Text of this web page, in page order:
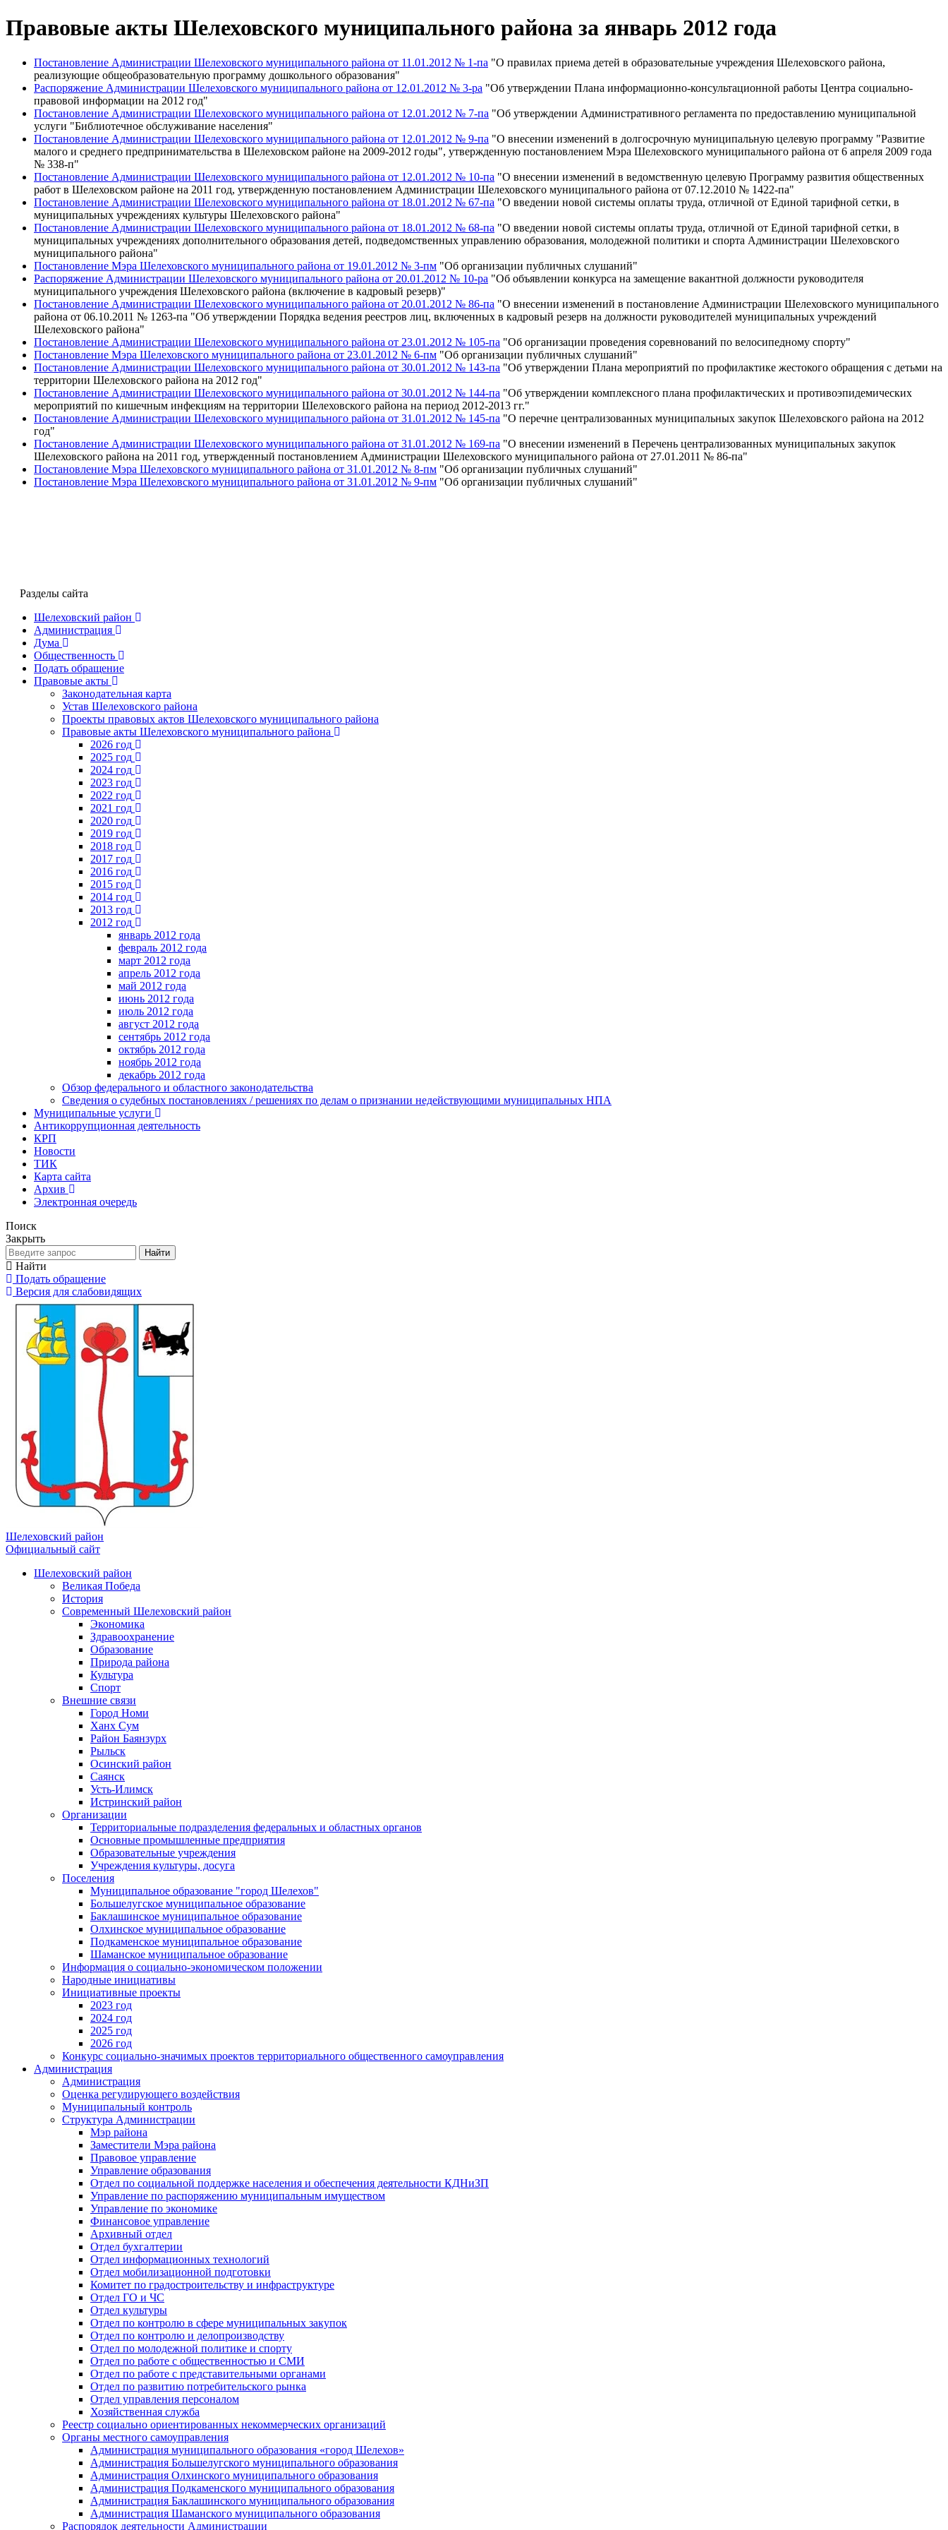
Правовые акты Шелеховского муниципального района за январь 2012 года
Постановление Администрации Шелеховского муниципального района от 11.01.2012 № 1-па "О правилах приема детей в образовательные учреждения Шелеховского района,
реализующие общеобразовательную программу дошкольного образования"
Распоряжение Администрации Шелеховского муниципального района от 12.01.2012 № 3-ра "Об утверждении Плана информационно-консультационной работы Центра социально-
правовой информации на 2012 год"
Постановление Администрации Шелеховского муниципального района от 12.01.2012 № 7-па "Об утверждении Административного регламента по предоставлению муниципальной
услуги "Библиотечное обслуживание населения"
Постановление Администрации Шелеховского муниципального района от 12.01.2012 № 9-па "О внесении изменений в долгосрочную муниципальную целевую программу "Развитие
малого и среднего предпринимательства в Шелеховском районе на 2009-2012 годы", утвержденную постановлением Мэра Шелеховского муниципального района от 6 апреля 2009 года
№ 338-п"
Постановление Администрации Шелеховского муниципального района от 12.01.2012 № 10-па "О внесении изменений в ведомственную целевую Программу развития общественных
работ в Шелеховском районе на 2011 год, утвержденную постановлением Администрации Шелеховского муниципального района от 07.12.2010 № 1422-па"
Постановление Администрации Шелеховского муниципального района от 18.01.2012 № 67-па "О введении новой системы оплаты труда, отличной от Единой тарифной сетки, в
муниципальных учреждениях культуры Шелеховского района"
Постановление Администрации Шелеховского муниципального района от 18.01.2012 № 68-па "О введении новой системы оплаты труда, отличной от Единой тарифной сетки, в
муниципальных учреждениях дополнительного образования детей, подведомственных управлению образования, молодежной политики и спорта Администрации Шелеховского
муниципального района"
Постановление Мэра Шелеховского муниципального района от 19.01.2012 № 3-пм "Об организации публичных слушаний"
Распоряжение Администрации Шелеховского муниципального района от 20.01.2012 № 10-ра "Об объявлении конкурса на замещение вакантной должности руководителя
муниципального учреждения Шелеховского района (включение в кадровый резерв)"
Постановление Администрации Шелеховского муниципального района от 20.01.2012 № 86-па "О внесении изменений в постановление Администрации Шелеховского муниципального
района от 06.10.2011 № 1263-па "Об утверждении Порядка ведения реестров лиц, включенных в кадровый резерв на должности руководителей муниципальных учреждений
Шелеховского района"
Постановление Администрации Шелеховского муниципального района от 23.01.2012 № 105-па "Об организации проведения соревнований по велосипедному спорту"
Постановление Мэра Шелеховского муниципального района от 23.01.2012 № 6-пм "Об организации публичных слушаний"
Постановление Администрации Шелеховского муниципального района от 30.01.2012 № 143-па "Об утверждении Плана мероприятий по профилактике жестокого обращения с детьми на
территории Шелеховского района на 2012 год"
Постановление Администрации Шелеховского муниципального района от 30.01.2012 № 144-па "Об утверждении комплексного плана профилактических и противоэпидемических
мероприятий по кишечным инфекциям на территории Шелеховского района на период 2012-2013 гг."
Постановление Администрации Шелеховского муниципального района от 31.01.2012 № 145-па "О перечне централизованных муниципальных закупок Шелеховского района на 2012
год"
Постановление Администрации Шелеховского муниципального района от 31.01.2012 № 169-па "О внесении изменений в Перечень централизованных муниципальных закупок
Шелеховского района на 2011 год, утвержденный постановлением Администрации Шелеховского муниципального района от 27.01.2011 № 86-па"
Постановление Мэра Шелеховского муниципального района от 31.01.2012 № 8-пм "Об организации публичных слушаний"
Постановление Мэра Шелеховского муниципального района от 31.01.2012 № 9-пм "Об организации публичных слушаний"
Разделы сайта
Шелеховский район
Администрация
Дума
Общественность
Подать обращение
Правовые акты
Законодательная карта
Устав Шелеховского района
Проекты правовых актов Шелеховского муниципального района
Правовые акты Шелеховского муниципального района
2026 год
2025 год
2024 год
2023 год
2022 год
2021 год
2020 год
2019 год
2018 год
2017 год
2016 год
2015 год
2014 год
2013 год
2012 год
январь 2012 года
февраль 2012 года
март 2012 года
апрель 2012 года
май 2012 года
июнь 2012 года
июль 2012 года
август 2012 года
сентябрь 2012 года
октябрь 2012 года
ноябрь 2012 года
декабрь 2012 года
Обзор федерального и областного законодательства
Сведения о судебных постановлениях / решениях по делам о признании недействующими муниципальных НПА
Муниципальные услуги
Антикоррупционная деятельность
КРП
Новости
ТИК
Карта сайта
Архив
Электронная очередь
Поиск
Закрыть
Найти
Найти
Подать обращение
Версия для слабовидящих
Шелеховский район
Официальный сайт
Шелеховский район
Великая Победа
История
Современный Шелеховский район
Экономика
Здравоохранение
Образование
Природа района
Культура
Спорт
Внешние связи
Город Номи
Ханх Сум
Район Баянзурх
Рыльск
Осинский район
Саянск
Усть-Илимск
Истринский район
Организации
Территориальные подразделения федеральных и областных органов
Основные промышленные предприятия
Образовательные учреждения
Учреждения культуры, досуга
Поселения
Муниципальное образование "город Шелехов"
Большелугское муниципальное образование
Баклашинское муниципальное образование
Олхинское муниципальное образование
Подкаменское муниципальное образование
Шаманское муниципальное образование
Информация о социально-экономическом положении
Народные инициативы
Инициативные проекты
2023 год
2024 год
2025 год
2026 год
Конкурс социально-значимых проектов территориального общественного самоуправления
Администрация
Администрация
Оценка регулирующего воздействия
Муниципальный контроль
Структура Администрации
Мэр района
Заместители Мэра района
Правовое управление
Управление образования
Отдел по социальной поддержке населения и обеспечения деятельности КДНиЗП
Управление по распоряжению муниципальным имуществом
Управление по экономике
Финансовое управление
Архивный отдел
Отдел бухгалтерии
Отдел информационных технологий
Отдел мобилизационной подготовки
Комитет по градостроительству и инфраструктуре
Отдел ГО и ЧС
Отдел культуры
Отдел по контролю в сфере муниципальных закупок
Отдел по контролю и делопроизводству
Отдел по молодежной политике и спорту
Отдел по работе с общественностью и СМИ
Отдел по работе с представительными органами
Отдел по развитию потребительского рынка
Отдел управления персоналом
Хозяйственная служба
Реестр социально ориентированных некоммерческих организаций
Органы местного самоуправления
Администрация муниципального образования «город Шелехов»
Администрация Большелугского муниципального образования
Администрация Олхинского муниципального образования
Администрация Подкаменского муниципального образования
Администрация Баклашинского муниципального образования
Администрация Шаманского муниципального образования
Распорядок деятельности Администрации